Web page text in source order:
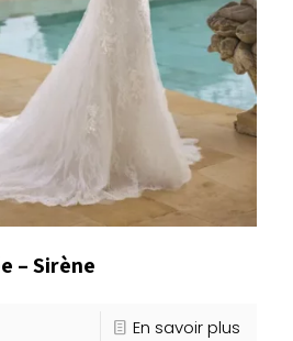
– Sirène
En savoir plus